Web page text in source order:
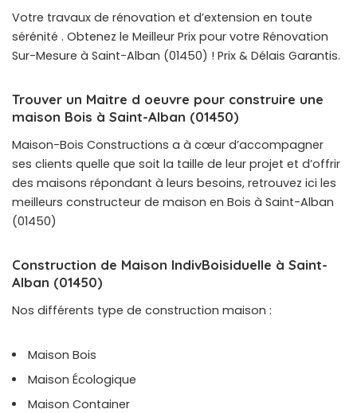
Votre travaux de rénovation et d’extension en toute
sérénité . Obtenez le Meilleur Prix pour votre Rénovation
Sur-Mesure à Saint-Alban (01450) ! Prix & Délais Garantis.
Trouver un Maitre d oeuvre pour construire une
maison Bois à Saint-Alban (01450)
Maison-Bois Constructions a à cœur d’accompagner
ses clients quelle que soit la taille de leur projet et d’offrir
des maisons répondant à leurs besoins, retrouvez ici les
meilleurs constructeur de maison en Bois à Saint-Alban
(01450)
Construction de Maison IndivBoisiduelle à Saint-
Alban (01450)
Nos différents type de construction maison :
Maison Bois
Maison Écologique
Maison Container